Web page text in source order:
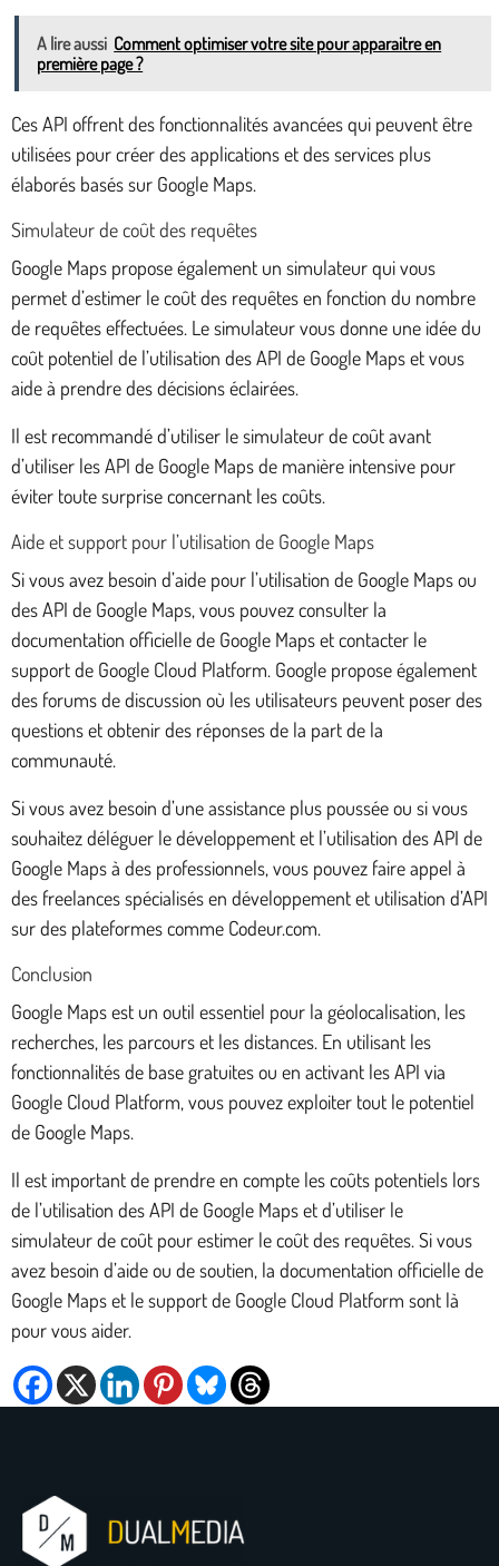
A lire aussi Comment optimiser votre site pour apparaitre en
première page ?
Ces API offrent des fonctionnalités avancées qui peuvent être
utilisées pour créer des applications et des services plus
élaborés basés sur Google Maps.
Simulateur de coût des requêtes
Google Maps propose également un simulateur qui vous
permet d’estimer le coût des requêtes en fonction du nombre
de requêtes effectuées. Le simulateur vous donne une idée du
coût potentiel de l’utilisation des API de Google Maps et vous
aide à prendre des décisions éclairées.
Il est recommandé d’utiliser le simulateur de coût avant
d’utiliser les API de Google Maps de manière intensive pour
éviter toute surprise concernant les coûts.
Aide et support pour l’utilisation de Google Maps
Si vous avez besoin d’aide pour l’utilisation de Google Maps ou
des API de Google Maps, vous pouvez consulter la
documentation officielle de Google Maps et contacter le
support de Google Cloud Platform. Google propose également
des forums de discussion où les utilisateurs peuvent poser des
questions et obtenir des réponses de la part de la
communauté.
Si vous avez besoin d’une assistance plus poussée ou si vous
souhaitez déléguer le développement et l’utilisation des API de
Google Maps à des professionnels, vous pouvez faire appel à
des freelances spécialisés en développement et utilisation d’API
sur des plateformes comme Codeur.com.
Conclusion
Google Maps est un outil essentiel pour la géolocalisation, les
recherches, les parcours et les distances. En utilisant les
fonctionnalités de base gratuites ou en activant les API via
Google Cloud Platform, vous pouvez exploiter tout le potentiel
de Google Maps.
Il est important de prendre en compte les coûts potentiels lors
de l’utilisation des API de Google Maps et d’utiliser le
simulateur de coût pour estimer le coût des requêtes. Si vous
avez besoin d’aide ou de soutien, la documentation officielle de
Google Maps et le support de Google Cloud Platform sont là
pour vous aider.